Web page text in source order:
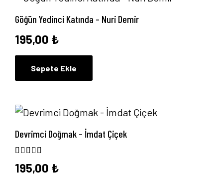
Göğün Yedinci Katında – Nuri Demir
195,00 ₺
Sepete Ekle
Devrimci Doğmak – İmdat Çiçek
195,00 ₺